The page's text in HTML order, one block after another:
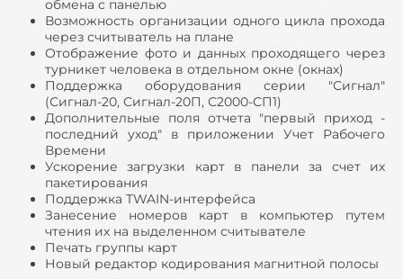
обмена с панелью
Возможность организации одного цикла прохода
через считыватель на плане
Отображение фото и данных проходящего через
турникет человека в отдельном окне (окнах)
Поддержка оборудования серии "Сигнал"
(Сигнал-20, Сигнал-20П, С2000-СП1)
Дополнительные поля отчета "первый приход -
последний уход" в приложении Учет Рабочего
Времени
Ускорение загрузки карт в панели за счет их
пакетирования
Поддержка TWAIN-интерфейса
Занесение номеров карт в компьютер путем
чтения их на выделенном считывателе
Печать группы карт
Новый редактор кодирования магнитной полосы